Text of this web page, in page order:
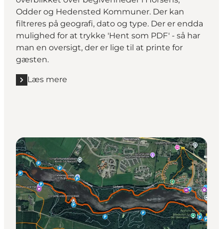
Odder og Hedensted Kommuner. Der kan
filtreres på geografi, dato og type. Der er endda
mulighed for at trykke 'Hent som PDF' - så har
man en oversigt, der er lige til at printe for
gæsten.
Læs mere
Læs mere "Hvad sker der i denne uge?"